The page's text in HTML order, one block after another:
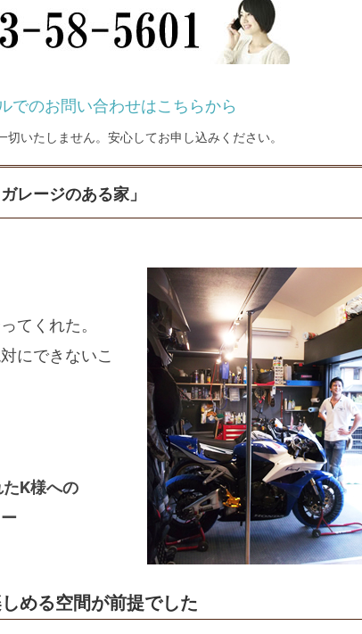
でのお問い合わせはこちらから
いたしません。 安心してお申し込みください。
レージのある家」
てくれた。
にできないこ
たK様への
める空間が前提でした